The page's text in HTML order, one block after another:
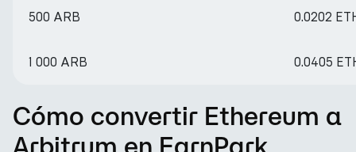
500 ARB 0.0202
1 000 ARB 0.0405
Cómo convertir Ethereum a
Arbitrum en EarnPark